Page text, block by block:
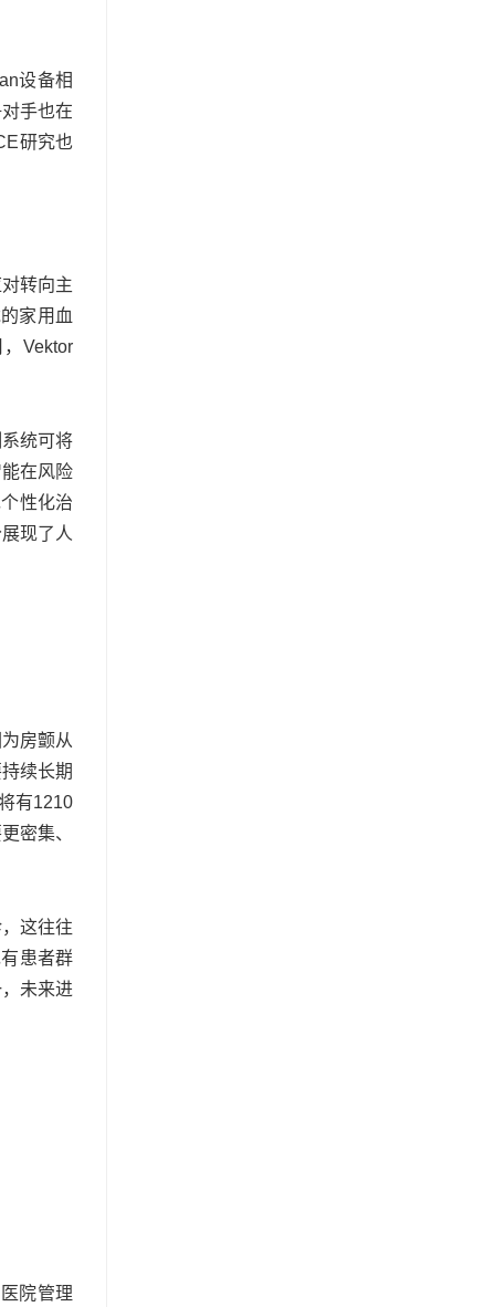
设备相
手也在
研究也
转向主
家用血
Vektor
统可将
在风险
性化治
现了人
房颤从
续长期
有1210
密集、
这往往
患者群
未来进
院管理